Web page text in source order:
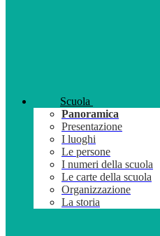
Scuola
Panoramica
Presentazione
I luoghi
Le persone
I numeri della scuola
Le carte della scuola
Organizzazione
La storia